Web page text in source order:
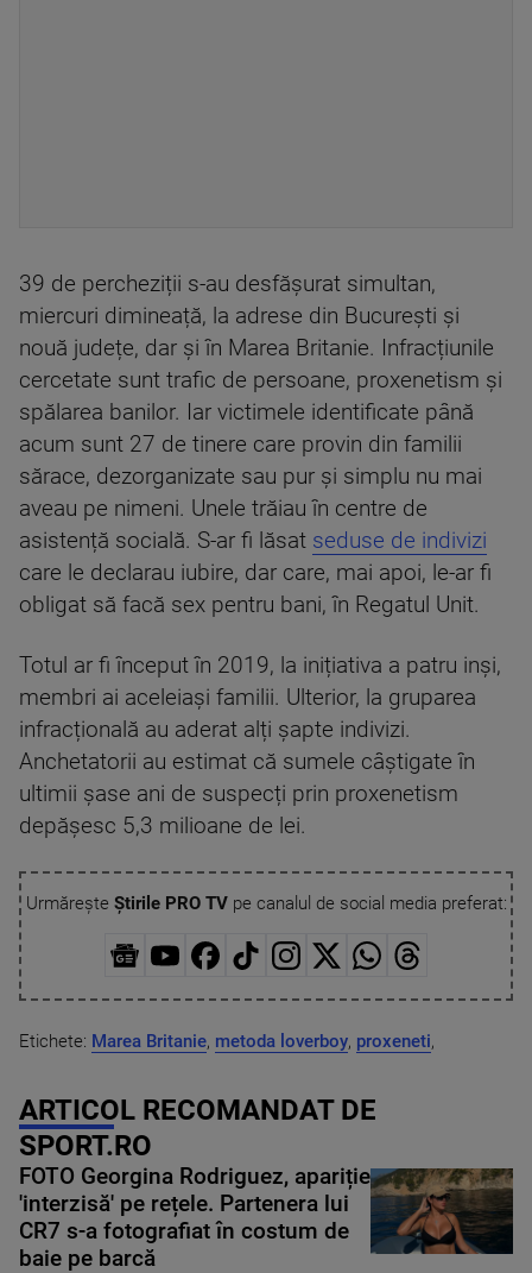
39 de percheziții s-au desfășurat simultan,
miercuri dimineață, la adrese din București şi
nouă județe, dar și în Marea Britanie. Infracțiunile
cercetate sunt trafic de persoane, proxenetism și
spălarea banilor. Iar victimele identificate până
acum sunt 27 de tinere care provin din familii
sărace, dezorganizate sau pur și simplu nu mai
aveau pe nimeni. Unele trăiau în centre de
asistență socială. S-ar fi lăsat seduse de indivizi
care le declarau iubire, dar care, mai apoi, le-ar fi
obligat să facă sex pentru bani, în Regatul Unit.
Totul ar fi început în 2019, la inițiativa a patru inși,
membri ai aceleiași familii. Ulterior, la gruparea
infracțională au aderat alți șapte indivizi.
Anchetatorii au estimat că sumele câștigate în
ultimii șase ani de suspecți prin proxenetism
depășesc 5,3 milioane de lei.
Urmărește Știrile PRO TVpe canalul de social media preferat:
Etichete: Marea Britanie, metoda loverboy, proxeneti,
ARTICOL RECOMANDAT DE
SPORT.RO
FOTO Georgina Rodriguez, apariție
'interzisă' pe rețele. Partenera lui
CR7 s-a fotografiat în costum de
baie pe barcă